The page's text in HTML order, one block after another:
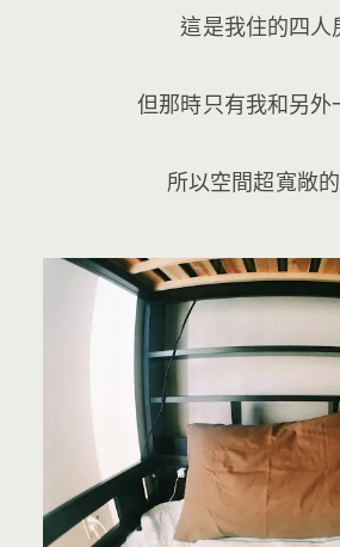
這是我住的四人
但那時只有我和另外
所以空間超寬敞